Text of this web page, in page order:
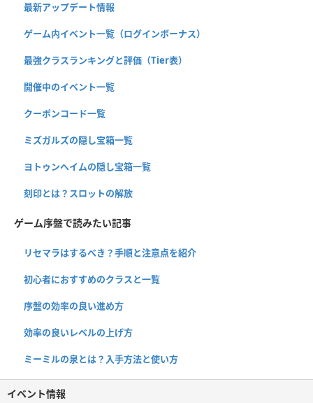
最新アップデート情報
ゲーム内イベント一覧（ログインボーナス）
最強クラスランキングと評価（Tier表）
開催中のイベント一覧
クーポンコード一覧
ミズガルズの隠し宝箱一覧
ヨトゥンヘイムの隠し宝箱一覧
刻印とは？スロットの解放
ゲーム序盤で読みたい記事
リセマラはするべき？手順と注意点を紹介
初心者におすすめのクラスと一覧
序盤の効率の良い進め方
効率の良いレベルの上げ方
ミーミルの泉とは？入手方法と使い方
イベント情報